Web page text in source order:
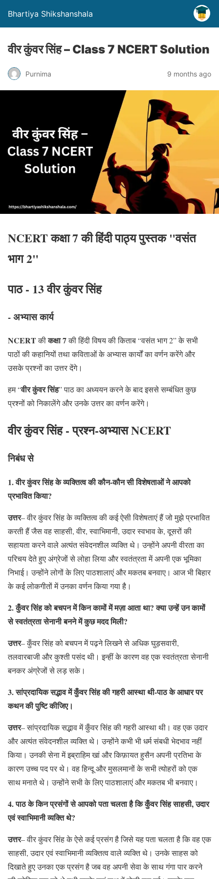
Bhartiya Shikshanshala
वीर कुंवर सिंह – Class 7 NCERT Solution
Purnima 9 months ago
NCERT कक्षा 7 की हिंदी पाठ्य पुस्तक "वसंत
भाग 2"
पाठ - 13 वीर कुंवर सिंह
- अभ्यास कार्य
NCERTकीकक्षा 7की हिंदी विषय की किताब “वसंत भाग 2” के सभी
पाठों की कहानियों तथा कविताओं के अभ्यास कार्यों का वर्णन करेंगे और
उसके प्रश्नों का उत्तर देंगे।
हम “वीर कुंवर सिंह” पाठ का अध्ययन करने के बाद इससे सम्बंधित कुछ
प्रश्नों को निकालेंगे और उनके उत्तर का वर्णन करेंगे।
वीर कुंवर सिंह - प्रश्न-अभ्यास NCERT
निबंध से
1. वीर कुंवर सिंह के व्यक्तित्व की कौन-कौन सी विशेषताओं ने आपको
प्रभावित किया?
उत्तर– वीर कुंवर सिंह के व्यक्तित्व की कई ऐसी विशेषताएं हैं जो मुझे प्रभावित
करती हैं जैस वह साहसी, वीर, स्वाभिमानी, उदार स्वभाव के, दूसरों की
सहायता करने वाले अत्यंत संवेदनशील व्यक्ति थे। उन्होंने अपनी वीरता का
परिचय देते हुए अंग्रेजों से लोहा लिया और स्वतंत्रता में अपनी एक भूमिका
निभाई। उन्होंने लोगों के लिए पाठशालाएं और मकतब बनवाए। आज भी बिहार
के कई लोकगीतों में उनका वर्णन किया गया है।
2. कुँवर सिंह को बचपन में किन कामों में मज़ा आता था? क्या उन्हें उन कामों
से स्वतंत्रता सेनानी बनने में कुछ मदद मिली?
उत्तर– कुँवर सिंह को बचपन में पढ़ने लिखने से अधिक घुड़सवारी,
तलवारबाजी और कुश्ती पसंद थी। इन्हीं के कारण वह एक स्वतंत्रता सेनानी
बनकर अंग्रेजों से लड़ सके।
3. सांप्रदायिक सद्भाव में कुँवर सिंह की गहरी आस्था थी-पाठ के आधार पर
कथन की पुष्टि कीजिए।
उत्तर– सांप्रदायिक सद्भाव में कुँवर सिंह की गहरी आस्था थी। वह एक उदार
और अत्यंत संवेदनशील व्यक्ति थे। उन्होंने कभी भी धर्म संबधी भेदभाव नहीं
किया। उनकी सेना में इब्राहिम खां और किफ़ायत हुसैन अपनी प्रतिभा के
कारण उच्च पद पर थे। वह हिन्दू और मुसलमानों के सभी त्योहरों को एक
साथ मनाते थे। उन्होंने सभी के लिए पाठशालाएं और मकतब भी बनवाए।
4. पाठ के किन प्रसंगों से आपको पता चलता है कि कुँवर सिंह साहसी, उदार
एवं स्वाभिमानी व्यक्ति थे?
उत्तर– वीर कुंवर सिंह के ऐसे कई प्रसंग है जिसे यह पता चलता है कि वह एक
साहसी, उदार एवं स्वाभिमानी व्यक्तित्व वाले व्यक्ति थे। उनके साहस को
दिखाते हुए उनका एक प्रसंग है जब वह अपनी सेवा के साथ गंगा पार करने